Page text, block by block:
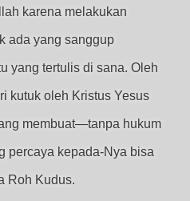
karena melakukan
ada yang sanggup
yang tertulis di sana. Oleh
kutuk oleh Kristus Yesus
membuat—tanpa hukum
percaya kepada-Nya bisa
Roh Kudus.